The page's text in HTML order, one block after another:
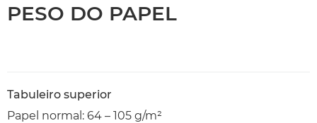
PESO DO PAPEL
Tabuleiro superior
Papel normal: 64 – 105 g/m²